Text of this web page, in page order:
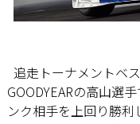
追走トーナメントベ
GOODYEARの高山選
ンク相手を上回り勝利